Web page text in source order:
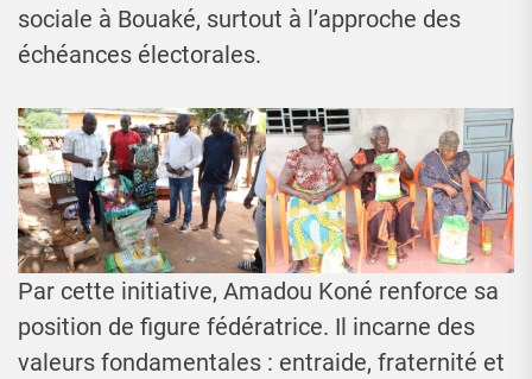
sociale à Bouaké, surtout à l’approche des
échéances électorales.
Par cette initiative, Amadou Koné renforce sa
position de figure fédératrice. Il incarne des
valeurs fondamentales : entraide, fraternité et